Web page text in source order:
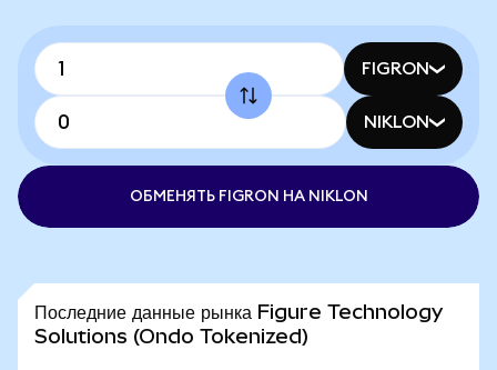
FIGRON
NIKLON
ОБМЕНЯТЬ FIGRON НА NIKLON
Последние данные рынка Figure Technology
Solutions (Ondo Tokenized)